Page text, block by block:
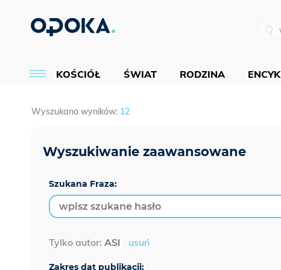
KOŚCIÓŁ ŚWIAT RODZINA
Wyszukano wyników: 12
Szukana Fraza:
Tylko autor: ASI usuń